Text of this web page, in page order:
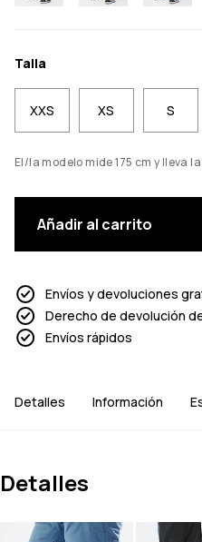
Talla
XXS XS S
El/la modelo mide 175 cm y lleva
Añadir al carrito
Envíos y devoluciones
Derecho de devolución
Envíos rápidos
Detalles Información
Detalles